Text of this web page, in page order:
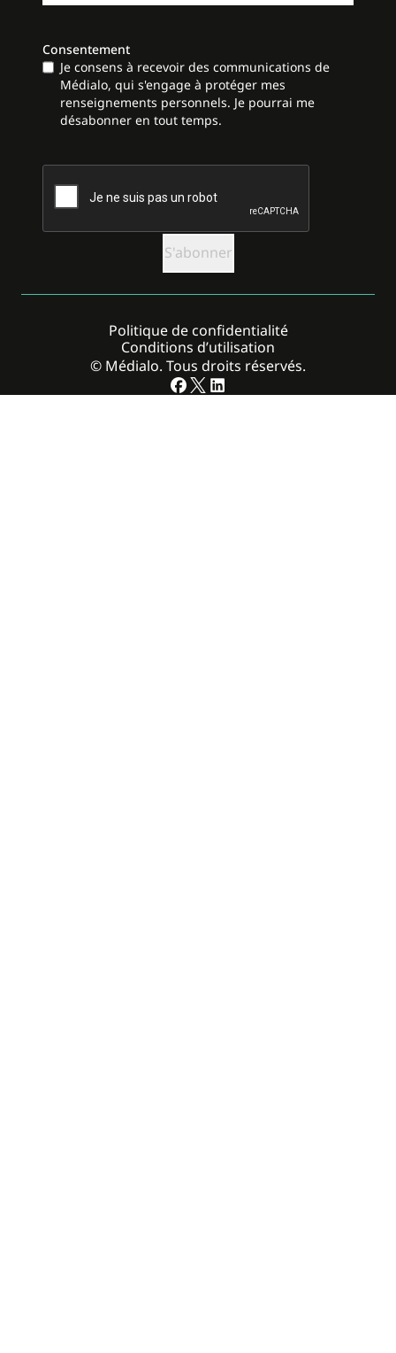
Consentement
Je consens à recevoir des communications de
Médialo, qui s'engage à protéger mes
renseignements personnels. Je pourrai me
désabonner en tout temps.
CAPTCHA
© Médialo. Tous droits réservés.
Politique de confidentialité
Conditions d’utilisation